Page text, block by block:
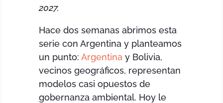
2027.
Hace dos semanas abrimos esta
serie con Argentina y planteamos
un punto:Argentina y Bolivia,
vecinos geográficos, representan
modelos casi opuestos de
gobernanza ambiental. Hoy le